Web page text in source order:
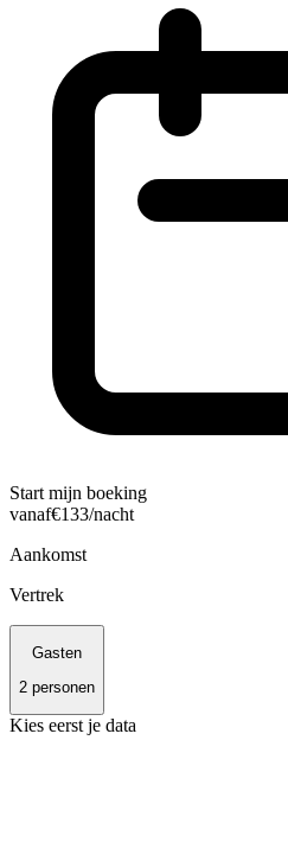
Start mijn boeking
vanaf€133/nacht
Aankomst
Vertrek
Gasten
2 personen
Kies eerst je data